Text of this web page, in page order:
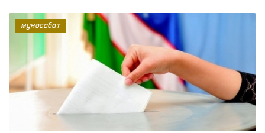
озодликдан маҳрум этилган шахслар ўзига
нисбатан инсоний муомалада бўлиниши ҳамда
инсон шахсига хос бўлган қадр-қиммати
ҳурмат қилиниши ҳуқуқига эга экани
белгиланган.
муносабат